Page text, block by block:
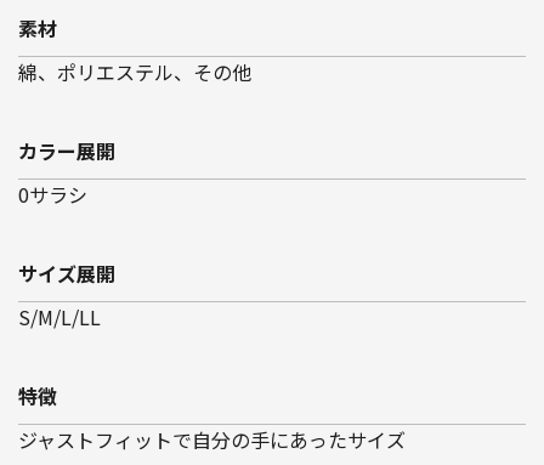
素材
綿、ポリエステル、その他
カラー展開
0サラシ
サイズ展開
S/M/L/LL
特徴
ジャストフィットで自分の手にあったサイズ